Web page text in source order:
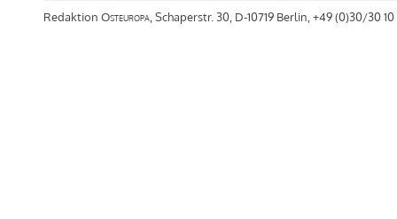
Redaktion Osteuropa, Schaperstr. 30, D-10719 Berlin, +49 (0)30/30